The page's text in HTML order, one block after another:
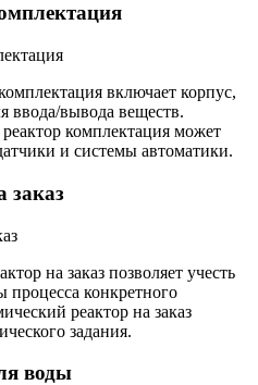
включает корпус,
ввода/вывода веществ.
комплектация может
и системы автоматики.
заказ
на заказ позволяет учесть
процесса конкретного
реактор на заказ
задания.
воды